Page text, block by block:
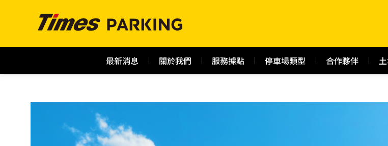
最新消息 關於我們 服務據點 停車場類型 合作夥伴